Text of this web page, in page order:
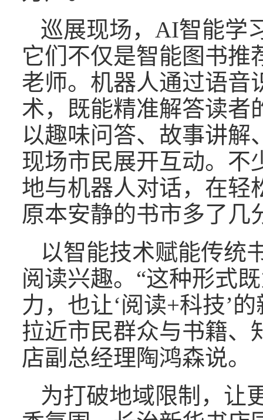
巡展现场，AI智能学
它们不仅是智能图书推
老师。机器人通过语音
术，既能精准解答读者
以趣味问答、故事讲解
现场市民展开互动。不
地与机器人对话，在轻
原本安静的书市多了几
以智能技术赋能传统
阅读兴趣。“这种形式
力，也让‘阅读+科技’
拉近市民群众与书籍、
店副总经理陶鸿森说。
为打破地域限制，让